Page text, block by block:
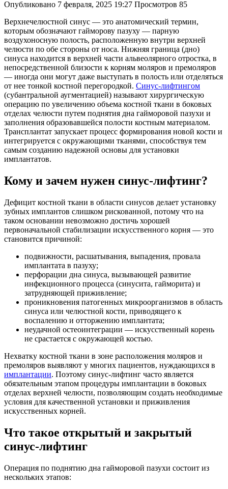
Опубликовано 7 февраля, 2025 19:27 Просмотров 85
Верхнечелюстной синус — это анатомический термин,
которым обозначают гайморову пазуху — парную
воздухоносную полость, расположенную внутри верхней
челюсти по обе стороны от носа. Нижняя граница (дно)
синуса находится в верхней части альвеолярного отростка, в
непосредственной близости к корням моляров и премоляров
— иногда они могут даже выступать в полость или отделяться
от нее тонкой костной перегородкой. Синус-лифтингом
(субантральной аугментацией) называют хирургическую
операцию по увеличению объема костной ткани в боковых
отделах челюсти путем поднятия дна гайморовой пазухи и
заполнения образовавшейся полости костным материалом.
Трансплантат запускает процесс формирования новой кости и
интегрируется с окружающими тканями, способствуя тем
самым созданию надежной основы для установки
имплантатов.
Кому и зачем нужен синус-лифтинг?
Дефицит костной ткани в области синусов делает установку
зубных имплантов слишком рискованной, потому что на
таком основании невозможно достичь хорошей
первоначальной стабилизации искусственного корня — это
становится причиной:
подвижности, расшатывания, выпадения, провала
имплантата в пазуху;
перфорации дна синуса, вызывающей развитие
инфекционного процесса (синусита, гайморита) и
затрудняющей приживление;
проникновения патогенных микроорганизмов в область
синуса или челюстной кости, приводящего к
воспалению и отторжению имплантата;
неудачной остеоинтеграции — искусственный корень
не срастается с окружающей костью.
Нехватку костной ткани в зоне расположения моляров и
премоляров выявляют у многих пациентов, нуждающихся в
имплантации. Поэтому синус-лифтинг часто является
обязательным этапом процедуры имплантации в боковых
отделах верхней челюсти, позволяющим создать необходимые
условия для качественной установки и приживления
искусственных корней.
Что такое открытый и закрытый
синус-лифтинг
Операция по поднятию дна гайморовой пазухи состоит из
нескольких этапов: